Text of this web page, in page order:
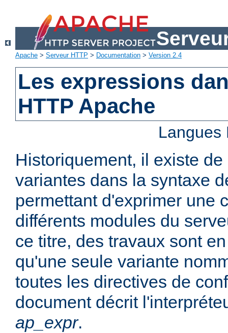
Apache > Serveur HTTP > Documentation > Version 2.4
Les expressions
HTTP Apache
Historiquement, il existe
variantes dans la syntaxe
permettant d'exprimer une
différents modules du
ce titre, des travaux sont
qu'une seule variante
toutes les directives de
document décrit
ap_expr.